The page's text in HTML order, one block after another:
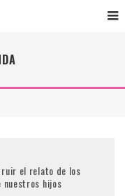
el relato de los
nuestros hijos